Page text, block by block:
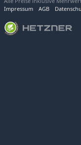
Impressum
AGB